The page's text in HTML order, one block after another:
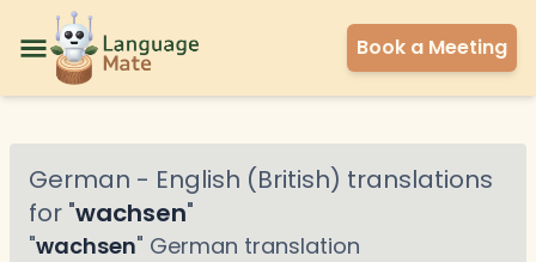
Book a Meeting
German - English (British) translations
for "wachsen"
"wachsen" German translation